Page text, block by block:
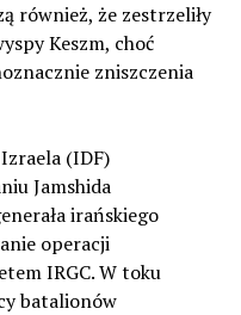
również, że zestrzeliły
Keszm, choć
zniszczenia
(IDF)
Jamshida
irańskiego
operacji
IRGC. W toku
batalionów